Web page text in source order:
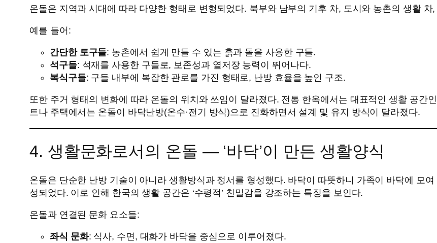
온돌은 지역과 시대에 따라 다양한 형태로 변형되었다. 북부와 남부의 기후 차, 도시와 농촌의 생활
예를 들어:
간단한 토구들: 농촌에서 쉽게 만들 수 있는 흙과 돌을 사용한 구들.
석구들: 석재를 사용한 구들로, 보존성과 열저장 능력이 뛰어나다.
복식구들: 구들 내부에 복잡한 관로를 가진 형태로, 난방 효율을 높인 구조.
또한 주거 형태의 변화에 따라 온돌의 위치와 쓰임이 달라졌다. 전통 한옥에서는 대표적인 생활 공간
트나 주택에서는 온돌이 바닥난방(온수·전기 방식)으로 진화하면서 설계 및 유지 방식이 달라졌다.
4. 생활문화로서의 온돌 — ‘바닥’이 만든 생활양식
온돌은 단순한 난방 기술이 아니라 생활방식과 정서를 형성했다. 바닥이 따뜻하니 가족이 바닥에 모
성되었다. 이로 인해 한국의 생활 공간은 ‘수평적’ 친밀감을 강조하는 특징을 보인다.
온돌과 연결된 문화 요소들:
좌식 문화: 식사, 수면, 대화가 바닥을 중심으로 이루어졌다.